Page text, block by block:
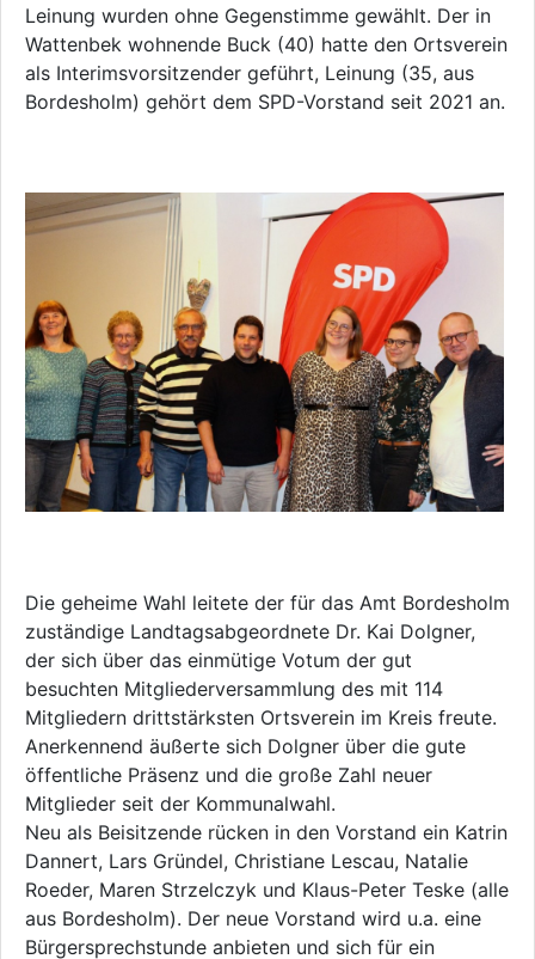
Leinung wurden ohne Gegenstimme gewählt. Der in
Wattenbek wohnende Buck (40) hatte den Ortsverein
als Interimsvorsitzender geführt, Leinung (35, aus
Bordesholm) gehört dem SPD-Vorstand seit 2021 an.
Die geheime Wahl leitete der für das Amt Bordesholm
zuständige Landtagsabgeordnete Dr. Kai Dolgner,
der sich über das einmütige Votum der gut
besuchten Mitgliederversammlung des mit 114
Mitgliedern drittstärksten Ortsverein im Kreis freute.
Anerkennend äußerte sich Dolgner über die gute
öffentliche Präsenz und die große Zahl neuer
Mitglieder seit der Kommunalwahl.
Neu als Beisitzende rücken in den Vorstand ein Katrin
Dannert, Lars Gründel, Christiane Lescau, Natalie
Roeder, Maren Strzelczyk und Klaus-Peter Teske (alle
aus Bordesholm). Der neue Vorstand wird u.a. eine
Bürgersprechstunde anbieten und sich für ein